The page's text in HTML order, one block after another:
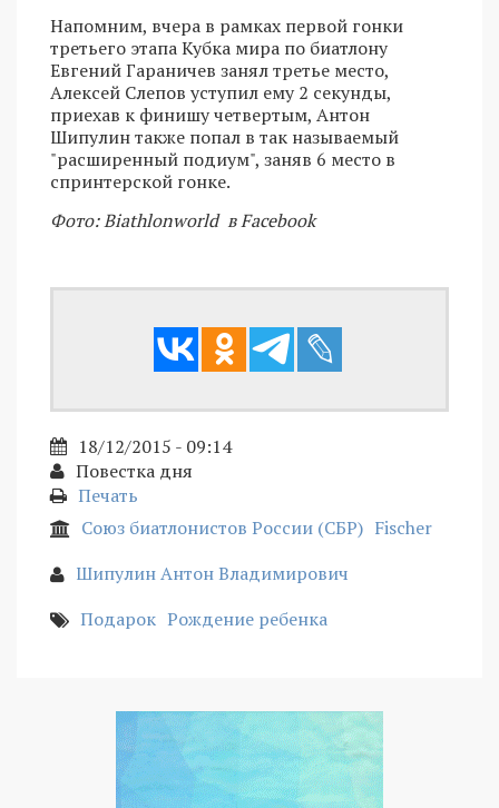
Напомним, вчера в рамках первой гонки
третьего этапа Кубка мира по биатлону
Евгений Гараничев занял третье место,
Алексей Слепов уступил ему 2 секунды,
приехав к финишу четвертым, Антон
Шипулин также попал в так называемый
"расширенный подиум", заняв 6 место в
спринтерской гонке.
Фото: Biathlonworld в Facebook
18/12/2015 - 09:14
Повестка дня
Печать
Союз биатлонистов России (СБР) Fischer
Шипулин Антон Владимирович
Подарок Рождение ребенка